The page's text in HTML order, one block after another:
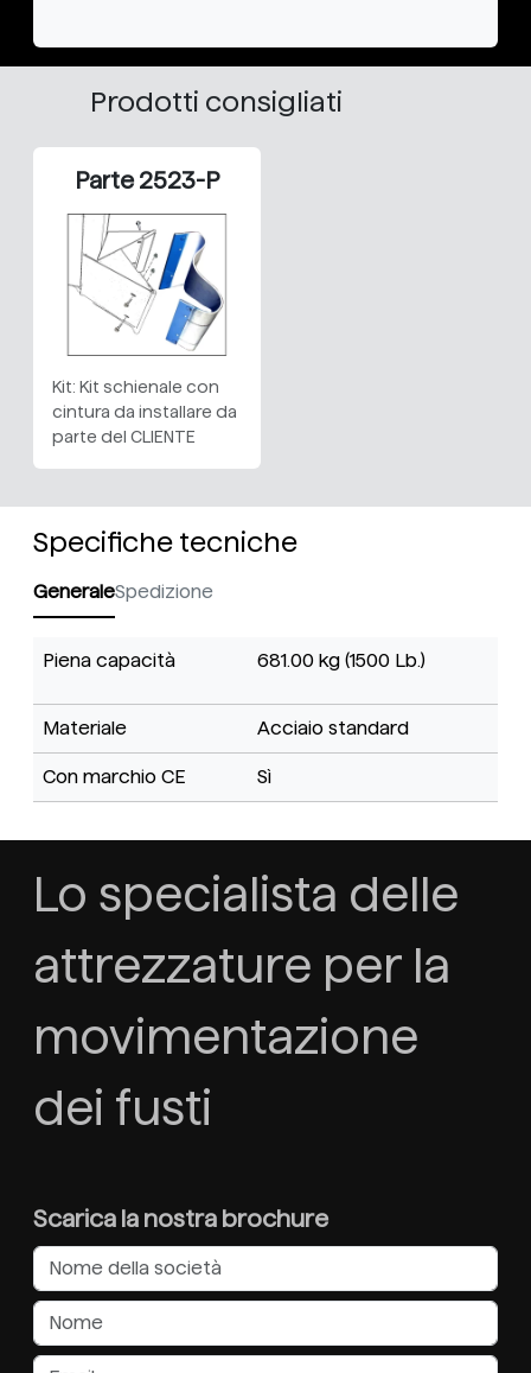
Prodotti consigliati
Parte 2523-P
Kit: Kit schienale con
cintura da installare da
parte del CLIENTE
Specifiche tecniche
GeneraleSpedizione
Piena capacità 681.00 kg (1500 Lb.)
Materiale Acciaio standard
Con marchio CE Sì
Lo specialista delle
attrezzature per la
movimentazione
dei fusti
Scarica la nostra brochure